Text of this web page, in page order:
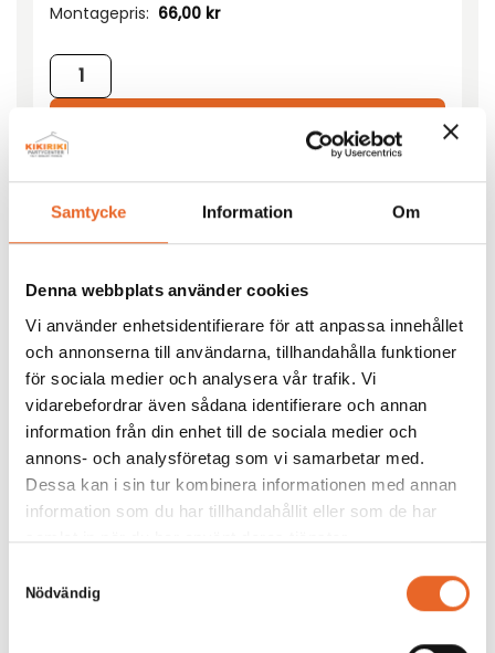
Samtycke Information Om
Denna webbplats använder cookies
Vi använder enhetsidentifierare för att anpassa innehållet
och annonserna till användarna, tillhandahålla funktioner
för sociala medier och analysera vår trafik. Vi
vidarebefordrar även sådana identifierare och annan
information från din enhet till de sociala medier och
annons- och analysföretag som vi samarbetar med.
Dessa kan i sin tur kombinera informationen med annan
information som du har tillhandahållit eller som de har
samlat in när du har använt deras tjänster.
Nödvändig
Montagepris: 66,00 kr
Scenstaket 2m mängd
Andra köpte även till
Bildgalleri för denna produkt